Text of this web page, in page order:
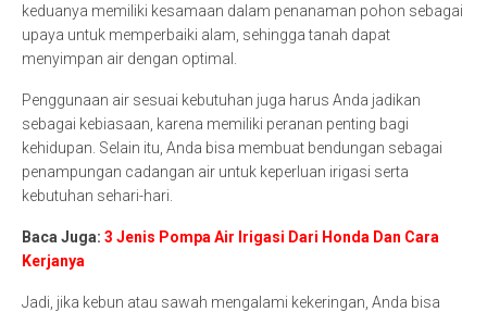
keduanya memiliki kesamaan dalam penanaman pohon sebagai
upaya untuk memperbaiki alam, sehingga tanah dapat
menyimpan air dengan optimal.
Penggunaan air sesuai kebutuhan juga harus Anda jadikan
sebagai kebiasaan, karena memiliki peranan penting bagi
kehidupan. Selain itu, Anda bisa membuat bendungan sebagai
penampungan cadangan air untuk keperluan irigasi serta
kebutuhan sehari-hari.
Baca Juga: 3 Jenis Pompa Air Irigasi Dari Honda Dan Cara
Kerjanya
Jadi, jika kebun atau sawah mengalami kekeringan, Anda bisa